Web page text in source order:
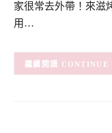
家很常去外帶！來滋
用…
CONTINUE